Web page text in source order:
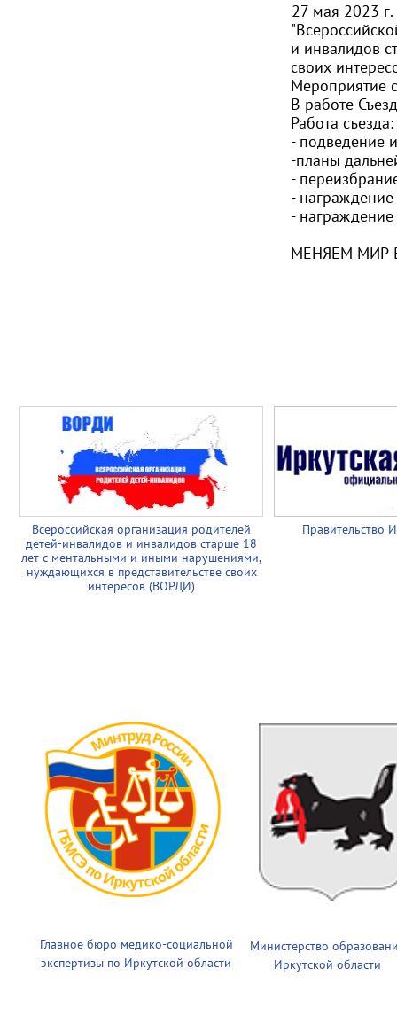
27 мая 2023
и инвалидов
своих
Мероприятие
В работе
Работа съезда:
- подведение
-планы
-
-
-
МЕНЯЕМ МИР
Всероссийская организация родителей
детей-инвалидов и инвалидов старше 18
лет с ментальными и иными нарушениями,
нуждающихся в представительстве своих
интересов (ВОРДИ)
Правительство
Главное бюро медико-социальной
экспертизы по Иркутской области
Министерство
Иркутской области